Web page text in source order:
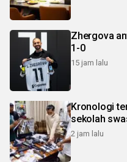
Zhergova
1-0
15 jam lalu
Kronologi
sekolah
2 jam lalu